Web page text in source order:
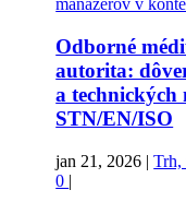
Odborné
autorita:
a technických
STN/EN/ISO
jan 21, 2026 |Trh,
0 |